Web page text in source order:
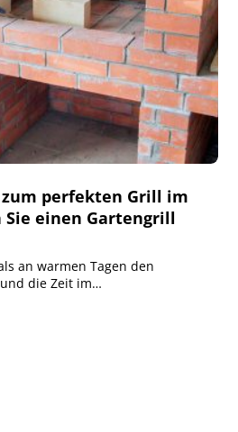
perfekten Grill im
Sie einen Gartengrill
an warmen Tagen den
die Zeit im…